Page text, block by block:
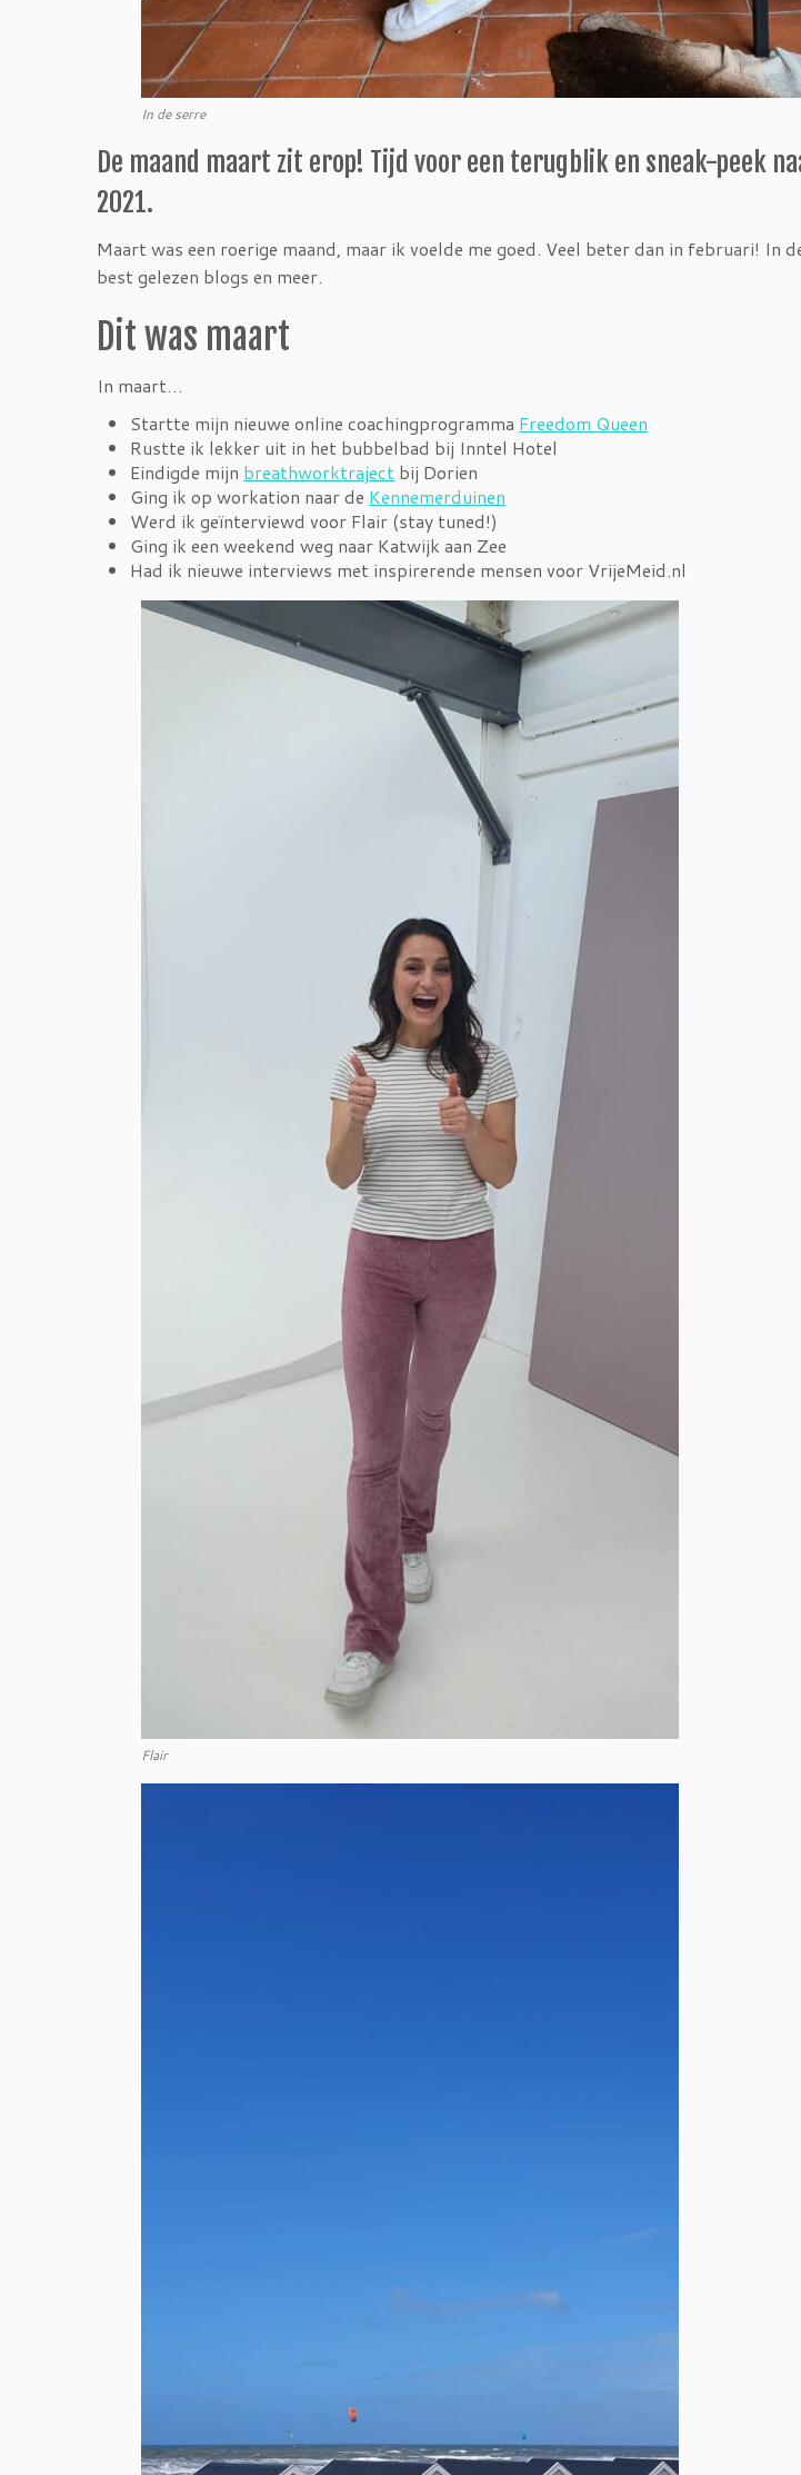
In de serre
De maand maart zit erop! Tijd voor een terugblik en sneak-peek
2021.
Maart was een roerige maand, maar ik voelde me goed. Veel beter dan in februari! In
best gelezen blogs en meer.
Dit was maart
In maart…
Startte mijn nieuwe online coachingprogramma Freedom Queen
Rustte ik lekker uit in het bubbelbad bij Inntel Hotel
Eindigde mijn breathworktraject bij Dorien
Ging ik op workation naar de Kennemerduinen
Werd ik geïnterviewd voor Flair (stay tuned!)
Ging ik een weekend weg naar Katwijk aan Zee
Had ik nieuwe interviews met inspirerende mensen voor VrijeMeid.nl
Flair